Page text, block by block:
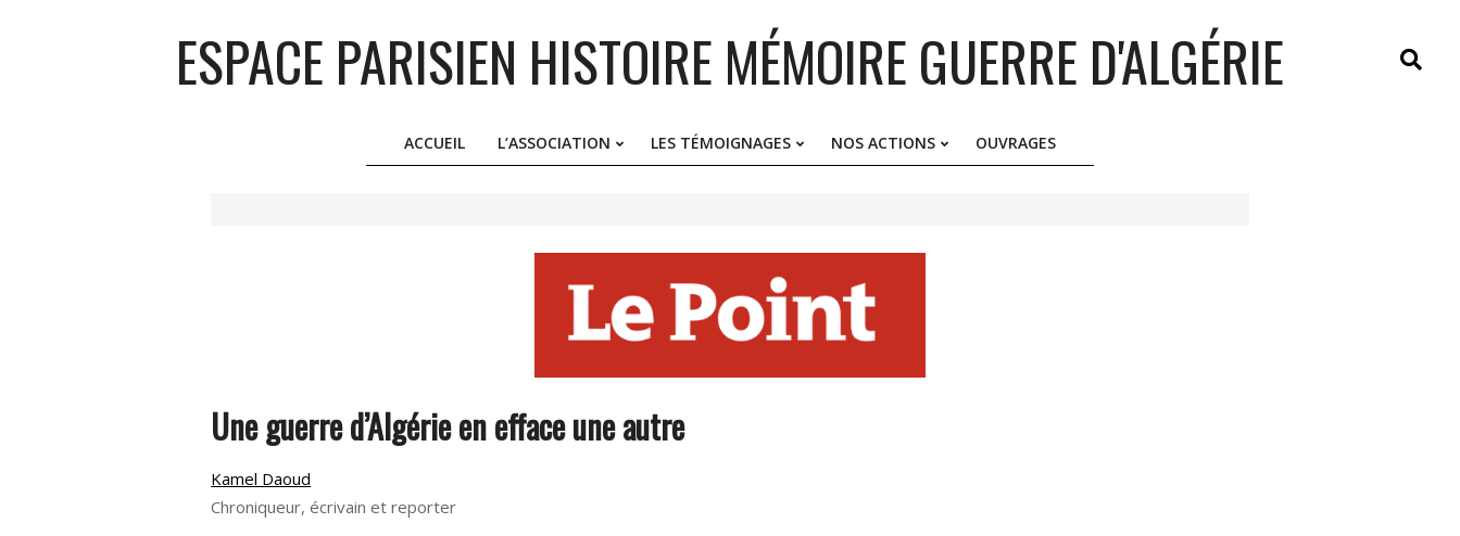
ESPACE PARISIEN HISTOIRE MÉMOIRE GUERRE D'ALGÉRIE Search
Primary
ACCUEIL L’ASSOCIATION LES TÉMOIGNAGES NOS ACTIONS OUVRAGES
Une guerre d’Algérie en efface une autre
Kamel Daoud
Chroniqueur, écrivain et reporter